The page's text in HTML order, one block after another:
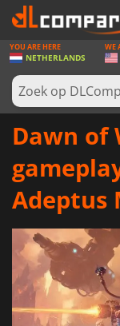
SPELLEN
GAME CARDS
SOFTWARE
NIEUWS
LOG IN OF REGISTREER
YOU ARE HERE
NETHERLANDS
WE
Dawn of
Adeptus